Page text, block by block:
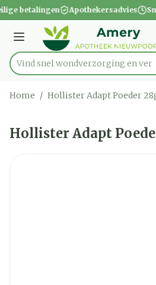
Ga naar de inhoud
1 van 1
betalingen Apothekersadvies
Menu
Product, merk, categorie...
Vind snel wondverzorgin
Home / Hollister Adapt Poeder
Hollister Adapt